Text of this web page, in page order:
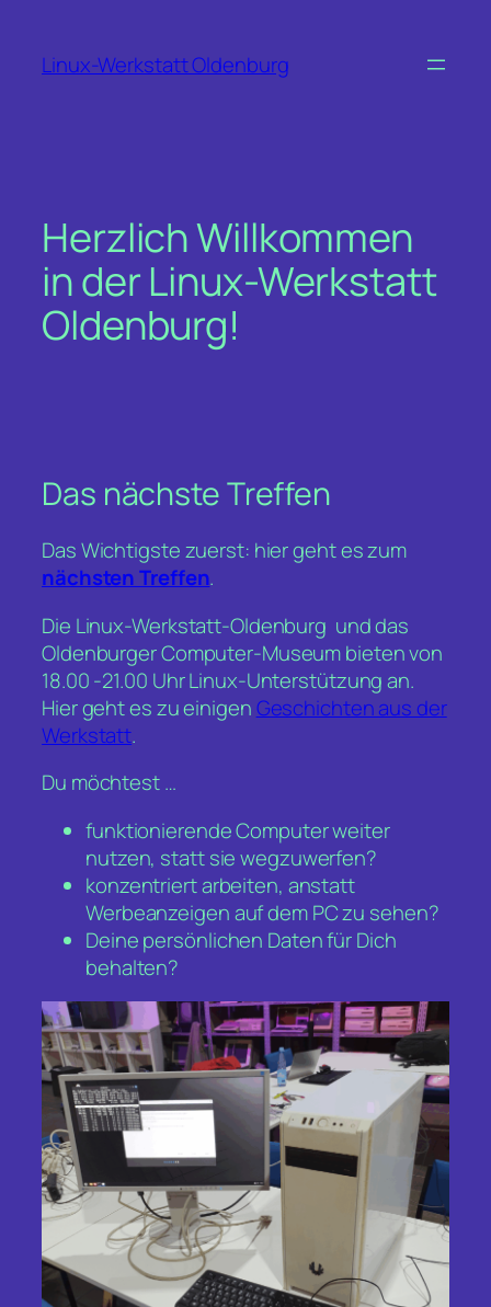
springen
Linux-Werkstatt Oldenburg
Herzlich Willkommen
in der Linux-Werkstatt
Oldenburg!
Das nächste Treffen
Das Wichtigste zuerst: hier geht es zum
nächsten Treffen.
Die Linux-Werkstatt-Oldenburg und das
Oldenburger Computer-Museum bieten von
18.00 -21.00 Uhr Linux-Unterstützung an.
Hier geht es zu einigenGeschichten aus der
Werkstatt.
Du möchtest …
funktionierende Computer weiter
nutzen, statt sie wegzuwerfen?
konzentriert arbeiten, anstatt
Werbeanzeigen auf dem PC zu sehen?
Deine persönlichen Daten für Dich
behalten?